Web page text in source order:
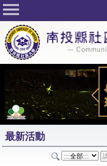
回首頁
關於社大
公佈欄
行事曆
最新活動
活動花絮
課程一覽表
志工與社團
最新活動